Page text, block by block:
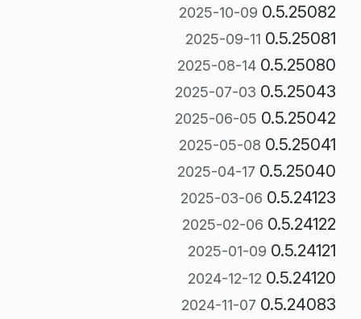
0.5.25082
2025-10-09
0.5.25081
2025-09-11
0.5.25080
2025-08-14
0.5.25043
2025-07-03
0.5.25042
2025-06-05
0.5.25041
2025-05-08
0.5.25040
2025-04-17
0.5.24123
2025-03-06
0.5.24122
2025-02-06
0.5.24121
2025-01-09
0.5.24120
2024-12-12
0.5.24083
2024-11-07